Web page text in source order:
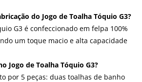
do Jogo de Toalha Tóquio G3?
G3 é confeccionado em felpa 100%
um toque macio e alta capacidade
Jogo de Toalha Tóquio G3?
por 5 peças: duas toalhas de banho